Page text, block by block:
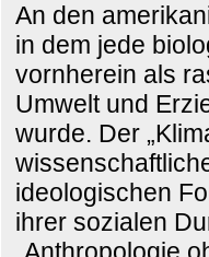
An den
in dem jede
vornherein als
Umwelt und
wurde. Der
ideologischen
ihrer sozialen